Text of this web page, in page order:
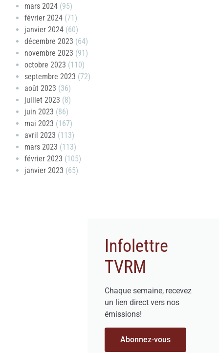
mars 2024 (95)
février 2024 (71)
janvier 2024 (60)
décembre 2023 (64)
novembre 2023 (91)
octobre 2023 (110)
septembre 2023 (72)
août 2023 (36)
juillet 2023 (8)
juin 2023 (86)
mai 2023 (167)
avril 2023 (113)
mars 2023 (113)
février 2023 (105)
janvier 2023 (65)
Infolettre
TVRM
Chaque semaine, recevez
un lien direct vers nos
émissions!
Abonnez-vous